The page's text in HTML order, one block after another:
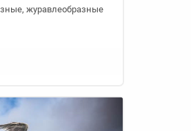
, журавлеобразные